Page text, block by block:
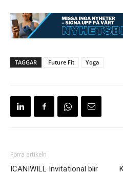
TAGGAR Future Fit Yoga
Förra artikeln
ICANIWILL Invitational blir